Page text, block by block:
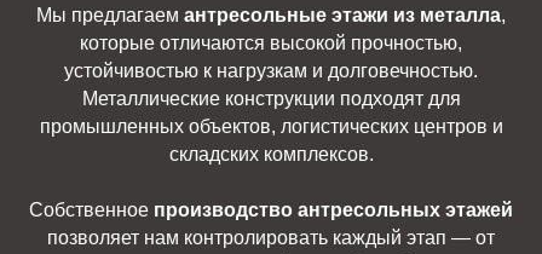
Мы предлагаем антресольные этажи из металла,
которые отличаются высокой прочностью,
устойчивостью к нагрузкам и долговечностью.
Металлические конструкции подходят для
промышленных объектов, логистических центров и
складских комплексов.
Собственное производство антресольных этажей
позволяет нам контролировать каждый этап — от